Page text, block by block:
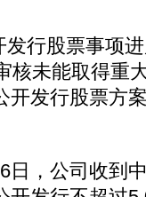
行股票事项进
核未能取得重
开发行股票方
，公司收到